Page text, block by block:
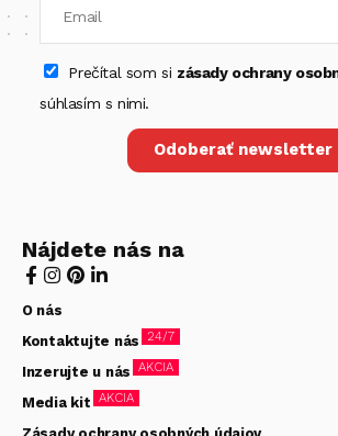
Prečítal som si zásady ochrany
súhlasím s nimi.
Odoberať newsletter
Nájdete nás na
O nás
Kontaktujte nás 24/7
Inzerujte u nás AKCIA
Media kit AKCIA